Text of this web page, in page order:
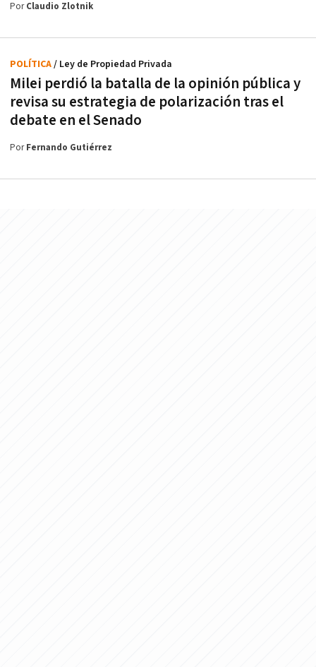
PorClaudio Zlotnik
Milei perdió la batalla de la opinión pública y
revisa su estrategia de polarización tras el
debate en el Senado
POLÍTICA/ Ley de Propiedad Privada
PorFernando Gutiérrez